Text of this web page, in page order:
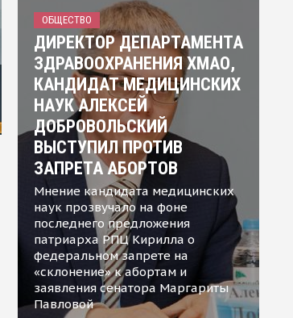
ОБЩЕСТВО
ДИРЕКТОР ДЕПАРТАМЕНТА
ЗДРАВООХРАНЕНИЯ ХМАО,
КАНДИДАТ МЕДИЦИНСКИХ
НАУК АЛЕКСЕЙ
ДОБРОВОЛЬСКИЙ
ВЫСТУПИЛ ПРОТИВ
ЗАПРЕТА АБОРТОВ
Мнение кандидата медицинских
наук прозвучало на фоне
последнего предложения
патриарха РПЦ Кирилла о
федеральном запрете на
«склонение» к абортам и
заявления сенатора Маргариты
Павловой